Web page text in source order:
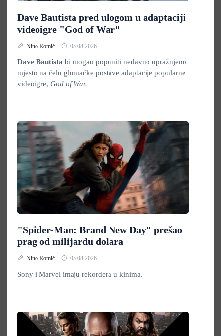
Dave Bautista pred ulogom u adaptaciji
videoigre "God of War"
Nino Romić 05.08.2026.
Dave Bautista bi mogao popuniti nedavno upražnjeno
mjesto na čelu glumačke postave adaptacije popularne
videoigre, God of War.
"Spider-Man: Brand New Day" prešao
prag od milijardu dolara
Nino Romić 05.08.2026.
Sony i Marvel imaju rekordera u kinima.